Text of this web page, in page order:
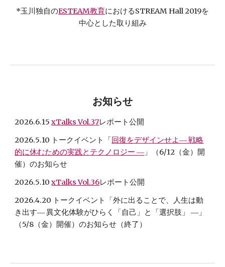
*玉川独自のESTEAM教育におけるSTREAM Hall 2019を
中心とした取り組み
お知らせ
2026.6.15 xTalks Vol.37レポート公開
2026.5.10 トークイベント「回復をデザインせよ― 戦略
的に休むための実践とテクノロジー ― 」（6/12 （金）開
催）のお知らせ
2026.5.10xTalks Vol.36レポート公開
2026.4.20 トークイベント「外に出ることで、人生は動
き出す― 異文化体験がひらく「自己」と「選択肢」 ―」
（5/8（金）開催）のお知らせ （終了）